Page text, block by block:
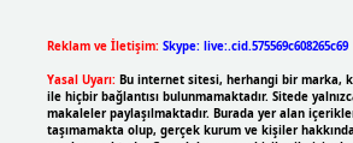
Reklam ve İletişim: Skype: live:.cid.575569c608265c69
Yasal Uyarı: Bu internet sitesi, herhangi bir marka,
ile hiçbir bağlantısı bulunmamaktadır. Sitede
makaleler paylaşılmaktadır. Burada yer alan
taşımamakta olup, gerçek kurum ve kişiler